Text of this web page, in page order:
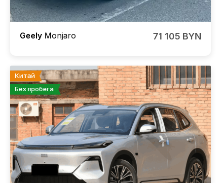
Geely Monjaro 71 105 BYN
Китай
Без пробега